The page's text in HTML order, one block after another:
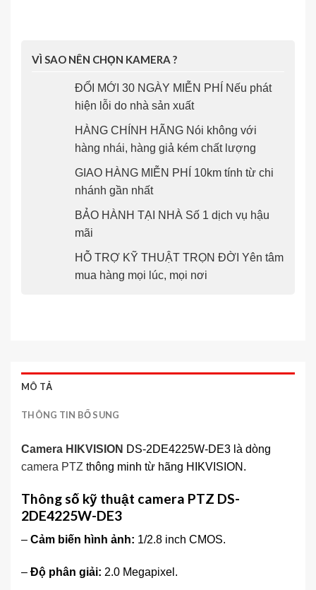
VÌ SAO NÊN CHỌN KAMERA ?
ĐỔI MỚI 30 NGÀY MIỄN PHÍ Nếu phát
hiện lỗi do nhà sản xuất
HÀNG CHÍNH HÃNG Nói không với
hàng nhái, hàng giả kém chất lượng
GIAO HÀNG MIỄN PHÍ 10km tính từ chi
nhánh gần nhất
BẢO HÀNH TẠI NHÀ Số 1 dịch vụ hậu
mãi
HỖ TRỢ KỸ THUẬT TRỌN ĐỜI Yên tâm
mua hàng mọi lúc, mọi nơi
MÔ TẢ
THÔNG TIN BỔ SUNG
Camera HIKVISION DS-2DE4225W-DE3 là dòng
camera PTZ thông minh từ hãng HIKVISION.
Thông số kỹ thuật camera PTZ DS-
2DE4225W-DE3
– Cảm biến hình ảnh: 1/2.8 inch CMOS.
– Độ phân giải: 2.0 Megapixel.